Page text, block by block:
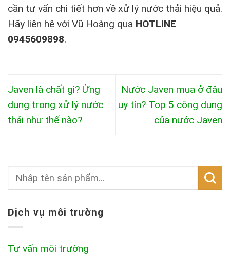
cần tư vấn chi tiết hơn về xử lý nước thải hiệu quả.
Hãy liên hệ với Vũ Hoàng qua HOTLINE
0945609898.
Javen là chất gì? Ứng
dụng trong xử lý nước
thải như thế nào?
Nước Javen mua ở đâu
uy tín? Top 5 công dụng
của nước Javen
Dịch vụ môi trường
Tư vấn môi trường